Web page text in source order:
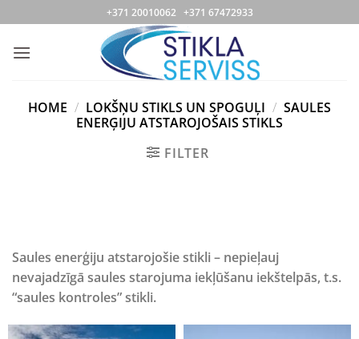
to
content
+371 20010062 +371 67472933
HOME / LOKŠŅU STIKLS UN SPOGUĻI / SAULES
ENERĢIJU ATSTAROJOŠAIS STIKLS
FILTER
Saules enerģiju atstarojošie stikli – nepieļauj
nevajadzīgā saules starojuma iekļūšanu iekštelpās, t.s.
“saules kontroles” stikli.